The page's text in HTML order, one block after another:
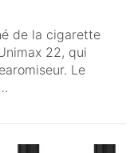
de la cigarette
22, qui
Le